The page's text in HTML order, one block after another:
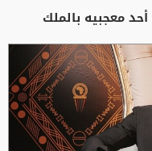
معجبيه بالملك